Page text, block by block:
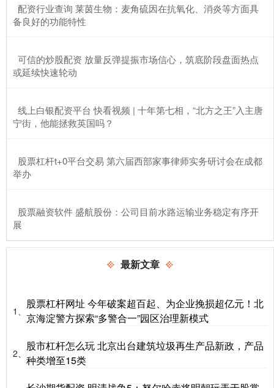
​配资行业查询 莱茵生物：麦角硫因在抗氧化、消炎等方面具
备良好的功能特性
​可信的炒股配资 放量反弹提振市场信心，筑底阶段盘面热点
或延续快速轮动
​线上白银配资平台 快看视频 | 十年第七相，“北方之王”入主唐
宁街，他能拯救英国吗？
​股票杠杆t+0平台交易 第六届西部家事律师实务研讨会在成都
举办
​股票融资软件 盛航股份：公司目前水路运输业务稳定有序开
展
最新文章
1、
股票杠杆网址 今年破案超百起、为企业挽损超亿元！北
京海淀警方探索“多警合一”园区治理新模式
2、
股市杠杆怎么玩 北京出台建筑垃圾再生产品新政，产品
种类增至15类